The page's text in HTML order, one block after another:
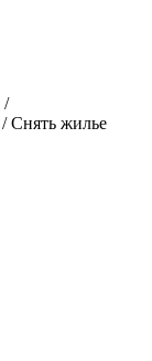
/
/ Снять жилье